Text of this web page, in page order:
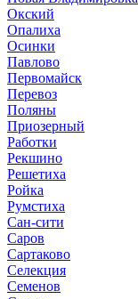
Окский
Опалиха
Осинки
Павлово
Первомайск
Перевоз
Поляны
Приозерный
Работки
Рекшино
Решетиха
Ройка
Румстиха
Сан-сити
Саров
Сартаково
Селекция
Семенов